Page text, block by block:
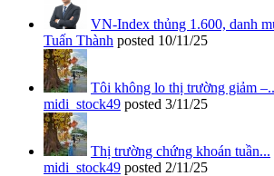
VN-Index thủng 1.600, danh
Tuấn Thành posted 10/11/25
Tôi không lo thị trường giảm
midi_stock49 posted 3/11/25
Thị trường chứng khoán tuần...
midi_stock49 posted 2/11/25